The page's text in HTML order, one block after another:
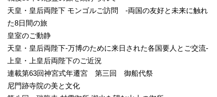
天皇・皇后両陛下 モンゴルご訪問 -両国の友好と未来に触れ
た8日間の旅
皇室のご動静
天皇・皇后両陛下-万博のために来日された各国要人とご交流-
上皇・上皇后両陛下のご近況
連載第63回神宮式年遷宮 第三回 御船代祭
尼門跡寺院の美と文化